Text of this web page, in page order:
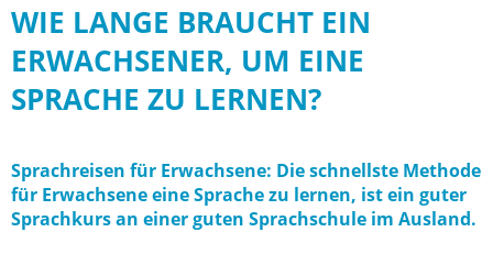
WIE LANGE BRAUCHT EIN
ERWACHSENER, UM EINE
SPRACHE ZU LERNEN?
Sprachreisen für Erwachsene: Die schnellste Methode
für Erwachsene eine Sprache zu lernen, ist ein guter
Sprachkurs an einer guten Sprachschule im Ausland.